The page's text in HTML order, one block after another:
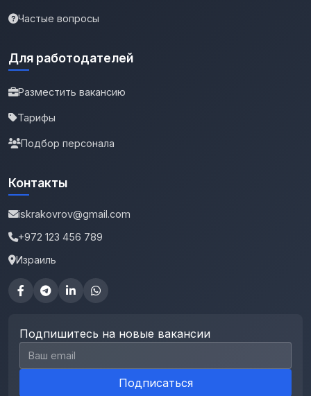
Частые вопросы
Для работодателей
Разместить вакансию
Тарифы
Подбор персонала
Контакты
iskrakovrov@gmail.com
+972 123 456 789
Израиль
Подпишитесь на новые вакансии
Email для подписки
Подписаться